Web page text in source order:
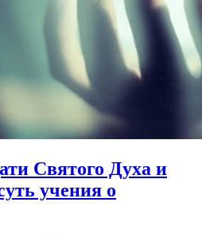
Святого Духа и
учения о